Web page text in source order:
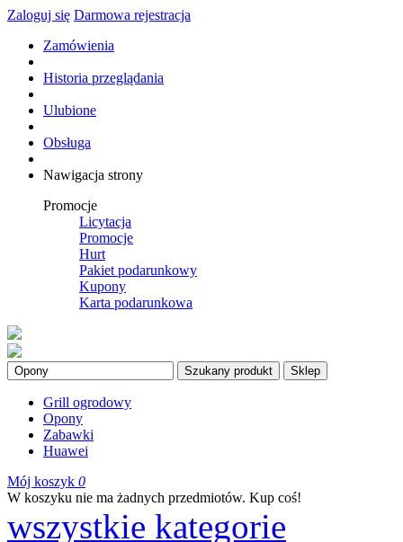
Zaloguj się Darmowa rejestracja
Zamówienia
Historia przeglądania
Ulubione
Obsługa
Nawigacja strony
Promocje
Licytacja
Promocje
Hurt
Pakiet podarunkowy
Kupony
Karta podarunkowa
Szukany produkt Sklep
Grill ogrodowy
Opony
Zabawki
Huawei
Mój koszyk 0
W koszyku nie ma żadnych przedmiotów. Kup coś!
wszystkie kategorie